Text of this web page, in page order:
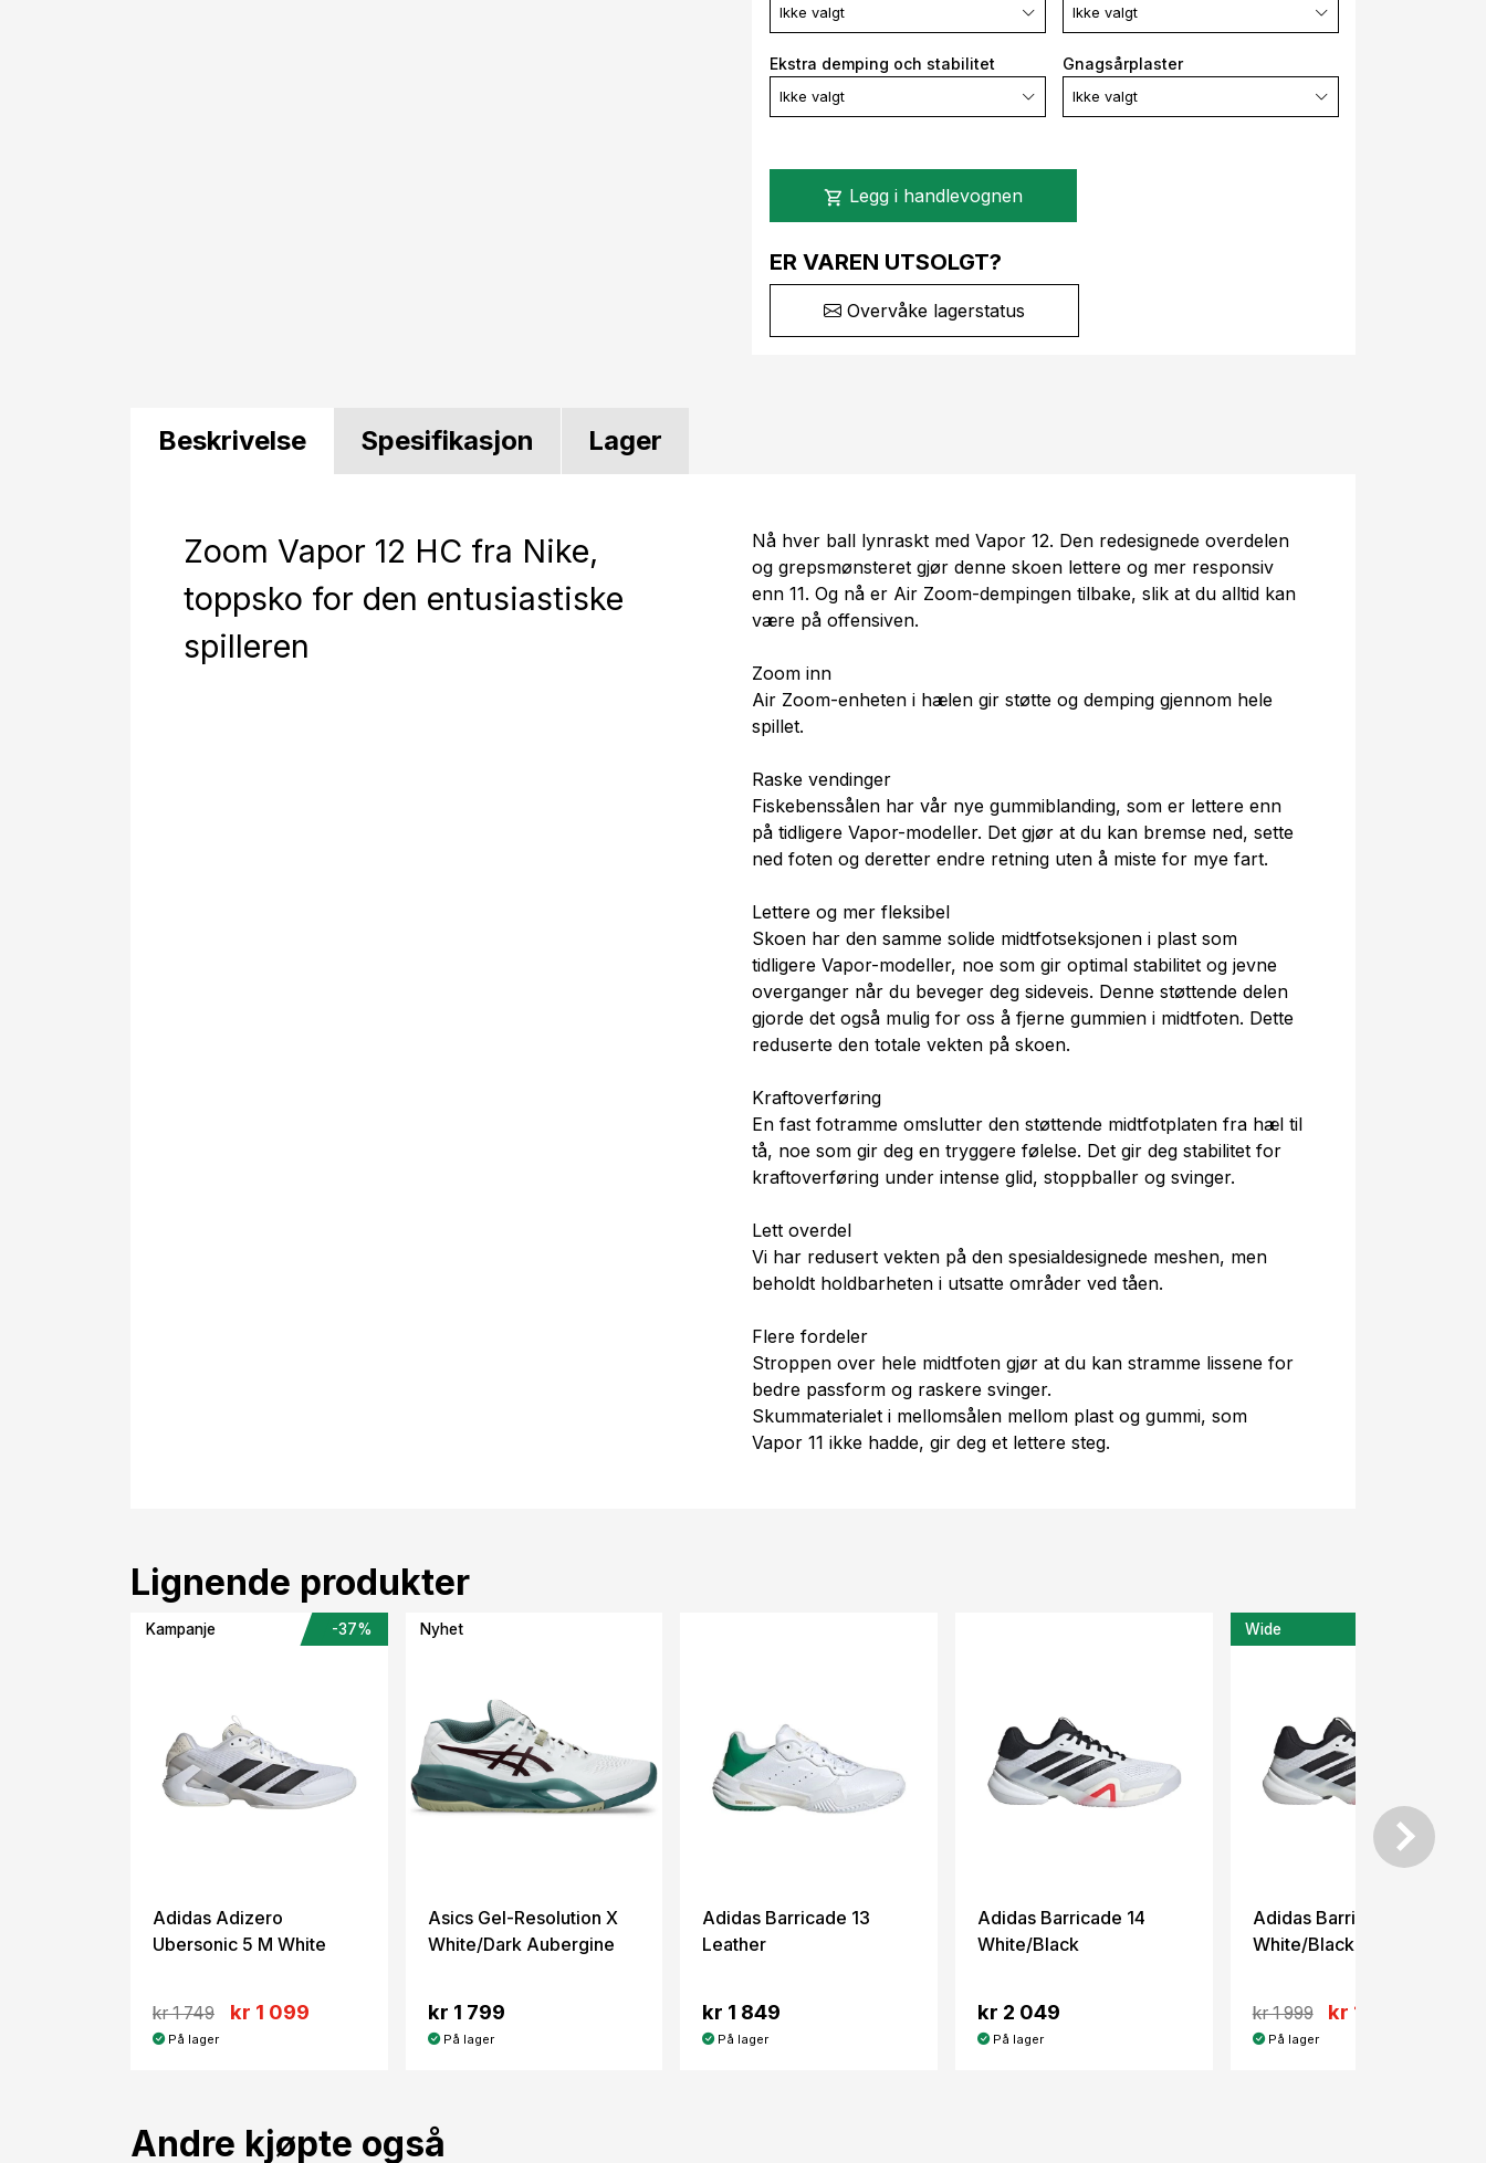
Ikke valgt Ikke valgt
Ekstra demping och stabilitet
Ikke valgt
Gnagsårplaster
Ikke valgt
shopping_cart Legg i handlevognen
ER VAREN UTSOLGT?
Overvåke lagerstatus
Beskrivelse Spesifikasjon Lager
Zoom Vapor 12 HC fra Nike,
toppsko for den entusiastiske
spilleren
Nå hver ball lynraskt med Vapor 12. Den redesignede overdelen
og grepsmønsteret gjør denne skoen lettere og mer responsiv
enn 11. Og nå er Air Zoom-dempingen tilbake, slik at du alltid kan
være på offensiven.
Zoom inn
Air Zoom-enheten i hælen gir støtte og demping gjennom hele
spillet.
Raske vendinger
Fiskebenssålen har vår nye gummiblanding, som er lettere enn
på tidligere Vapor-modeller. Det gjør at du kan bremse ned, sette
ned foten og deretter endre retning uten å miste for mye fart.
Lettere og mer fleksibel
Skoen har den samme solide midtfotseksjonen i plast som
tidligere Vapor-modeller, noe som gir optimal stabilitet og jevne
overganger når du beveger deg sideveis. Denne støttende delen
gjorde det også mulig for oss å fjerne gummien i midtfoten. Dette
reduserte den totale vekten på skoen.
Kraftoverføring
En fast fotramme omslutter den støttende midtfotplaten fra hæl til
tå, noe som gir deg en tryggere følelse. Det gir deg stabilitet for
kraftoverføring under intense glid, stoppballer og svinger.
Lett overdel
Vi har redusert vekten på den spesialdesignede meshen, men
beholdt holdbarheten i utsatte områder ved tåen.
Flere fordeler
Stroppen over hele midtfoten gjør at du kan stramme lissene for
bedre passform og raskere svinger.
Skummaterialet i mellomsålen mellom plast og gummi, som
Vapor 11 ikke hadde, gir deg et lettere steg.
Lignende produkter
Kampanje -37%
Adidas Adizero
Ubersonic 5 M White
kr 1 749 kr 1 099
På lager
Nyhet
Asics Gel-Resolution X
White/Dark Aubergine
kr 1 799
På lager
Adidas Barricade 13
Leather
kr 1 849
På lager
Adidas Barricade 14
White/Black
kr 2 049
På lager
Wide
Adidas Barricade 14
White/Black Wide
kr 1 999 kr 1 249
På lager
Andre kjøpte også